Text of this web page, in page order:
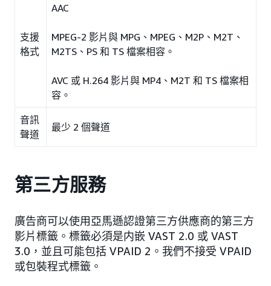
支援
格式
AAC
MPEG-2 影片與 MPG、MPEG、M2P、M2T、
M2TS、PS 和 TS 檔案相容。
AVC 或 H.264 影片與 MP4、M2T 和 TS 檔案相
容。
音訊
聲道
最少 2 個聲道
第三方服務
廣告商可以使用亞馬遜認證第三方供應商的第三方
影片標籤。標籤必須是内嵌 VAST 2.0 或 VAST
3.0，並且可能包括 VPAID 2。我們不接受 VPAID
或包裝程式標籤。